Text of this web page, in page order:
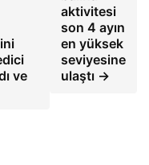
ve
aktivitesi
son 4 ayın
en yüksek
seviyesine
ulaştı →